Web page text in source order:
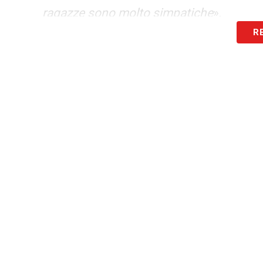
ragazze sono molto simpatiche».